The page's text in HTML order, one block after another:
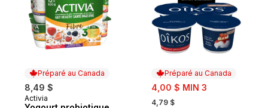
Préparé au Canada
8,49 $
Préparé au Canada
Activia
Préparé au Canada
sale:
4,00 $ MIN 3
, formerly:
4,79 $